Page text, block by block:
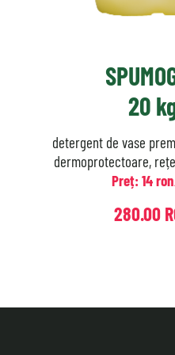
20
detergent de vase
dermoprotectoare,
Preț: 14
280.00